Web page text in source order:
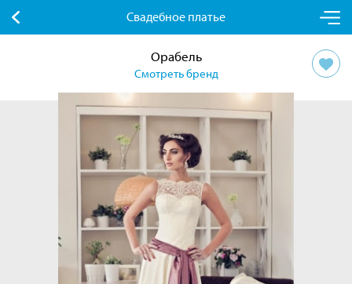
Свадебное платье
Орабель
Смотреть бренд